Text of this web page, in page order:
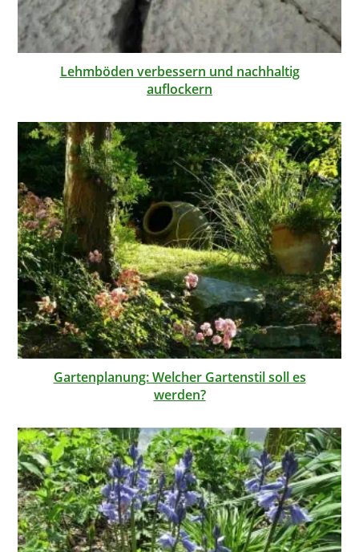
Lehmböden verbessern und nachhaltig
auflockern
Gartenplanung: Welcher Gartenstil soll es
werden?